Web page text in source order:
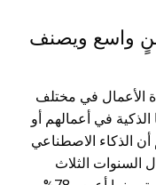
واسع ويصنف
يقول 56% من قادة الأعمال في مختلف
الذكية في أعمالهم أو
بينما يعتقد 66% منهم أن الذكاء الاصطناعي
السنوات الثلاث